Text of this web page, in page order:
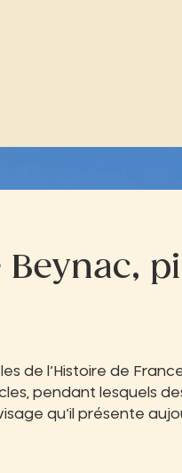
Beynac,
de l’Histoire de
pendant lesquels
qu’il présente